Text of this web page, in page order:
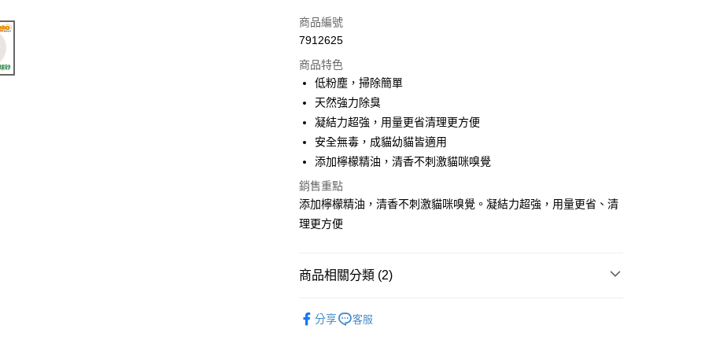
信用卡一次付款
ATM付款
運送方式
宅配
每筆NT$100，滿NT$888(含以上)免運費
商品編號
7912625
商品特色
低粉塵，掃除簡單
天然強力除臭
凝結力超強，用量更省清理更方便
安全無毒，成貓幼貓皆適用
添加檸檬精油，清香不刺激貓咪嗅覺
銷售重點
添加檸檬精油，清香不刺激貓咪嗅覺。凝結力超強，用量更省、清
理更方便
商品相關分類 (2)
分享 客服